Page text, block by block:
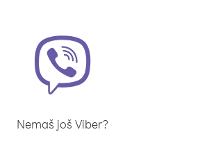
Nemaš još Viber?